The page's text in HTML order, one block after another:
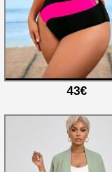
43€